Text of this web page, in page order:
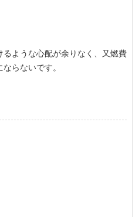
ような心配が余りなく、又燃費
らないです。